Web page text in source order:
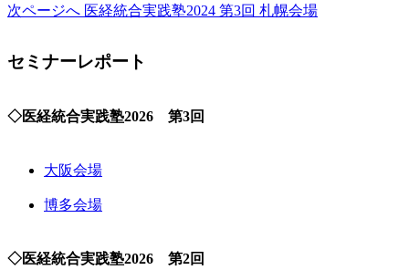
次ページへ 医経統合実践塾2024 第3回 札幌会場
セミナーレポート
◇医経統合実践塾2026 第3回
大阪会場
博多会場
◇医経統合実践塾2026 第2回